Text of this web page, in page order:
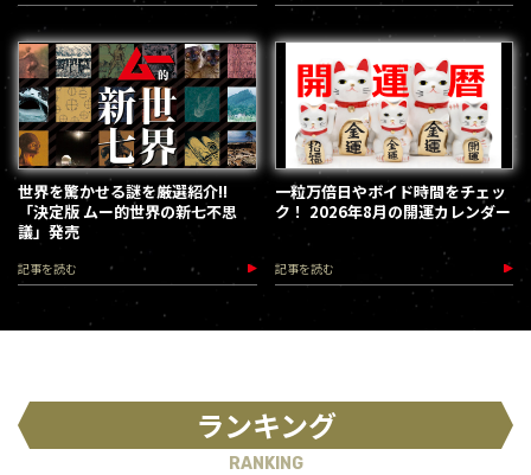
世界を驚かせる謎を厳選紹介!!
「決定版 ムー的世界の新七不思
議」発売
記事を読む
一粒万倍日やボイド時間をチェッ
ク！ 2026年8月の開運カレンダー
記事を読む
ランキング
RANKING